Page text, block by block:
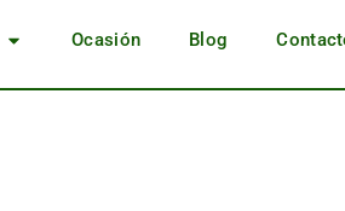
Ocasión Blog